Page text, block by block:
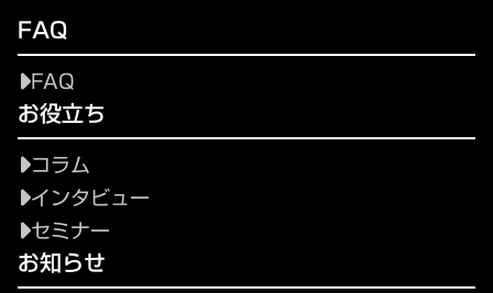
FAQ
FAQ
お役立ち
コラム
インタビュー
セミナー
お知らせ